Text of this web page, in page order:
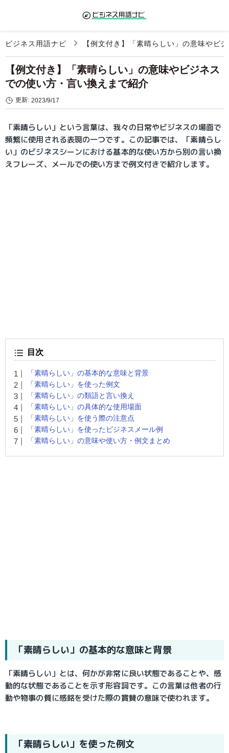
ビジネス用語ナビ 【例文付き】「素晴らしい」の意味やビ
【例文付き】「素晴らしい」の意味やビジネス
での使い方・言い換えまで紹介
更新: 2023/9/17
「素晴らしい」という言葉は、我々の日常やビジネスの場面で
頻繁に使用される表現の一つです。この記事では、「素晴らし
い」のビジネスシーンにおける基本的な使い方から別の言い換
えフレーズ、メールでの使い方まで例文付きで紹介します。
目次
「素晴らしい」の基本的な意味と背景
「素晴らしい」を使った例文
「素晴らしい」の類語と言い換え
「素晴らしい」の具体的な使用場面
「素晴らしい」を使う際の注意点
「素晴らしい」を使ったビジネスメール例
「素晴らしい」の意味や使い方・例文まとめ
「素晴らしい」の基本的な意味と背景
「素晴らしい」とは、何かが非常に良い状態であることや、感
動的な状態であることを示す形容詞です。この言葉は他者の行
動や物事の質に感銘を受けた際の賞賛の意味で使われます。
「素晴らしい」を使った例文